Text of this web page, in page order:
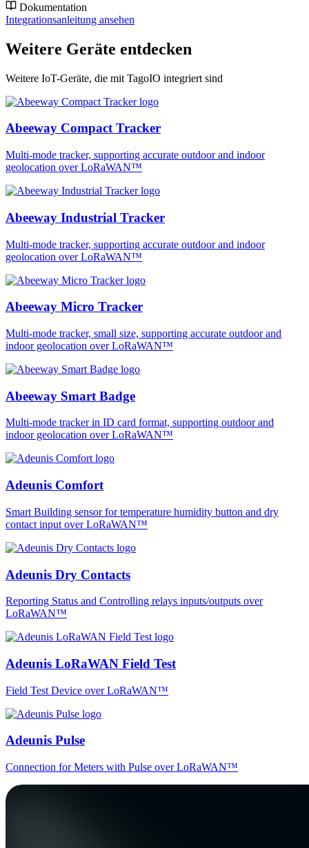
Dokumentation
Integrationsanleitung ansehen
Weitere Geräte entdecken
Weitere IoT-Geräte, die mit TagoIO integriert sind
Abeeway Compact Tracker
Multi-mode tracker, supporting accurate outdoor and indoor
geolocation over LoRaWAN™
Abeeway Industrial Tracker
Multi-mode tracker, supporting accurate outdoor and indoor
geolocation over LoRaWAN™
Abeeway Micro Tracker
Multi-mode tracker, small size, supporting accurate outdoor and
indoor geolocation over LoRaWAN™
Abeeway Smart Badge
Multi-mode tracker in ID card format, supporting outdoor and
indoor geolocation over LoRaWAN™
Adeunis Comfort
Smart Building sensor for temperature humidity button and dry
contact input over LoRaWAN™
Adeunis Dry Contacts
Reporting Status and Controlling relays inputs/outputs over
LoRaWAN™
Adeunis LoRaWAN Field Test
Field Test Device over LoRaWAN™
Adeunis Pulse
Connection for Meters with Pulse over LoRaWAN™